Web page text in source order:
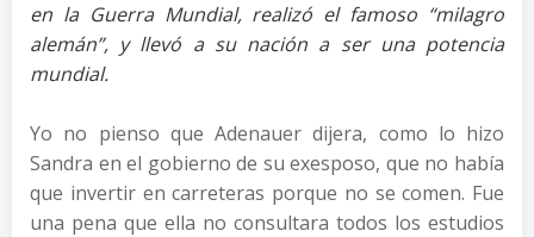
en la Guerra Mundial, realizó el famoso “milagro
alemán”, y llevó a su nación a ser una potencia
mundial.
Yo no pienso que Adenauer dijera, como lo hizo
Sandra en el gobierno de su exesposo, que no había
que invertir en carreteras porque no se comen. Fue
una pena que ella no consultara todos los estudios